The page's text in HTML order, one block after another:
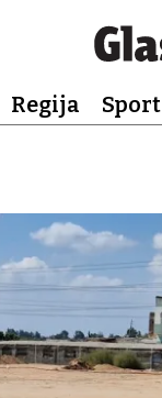
Regija Sport